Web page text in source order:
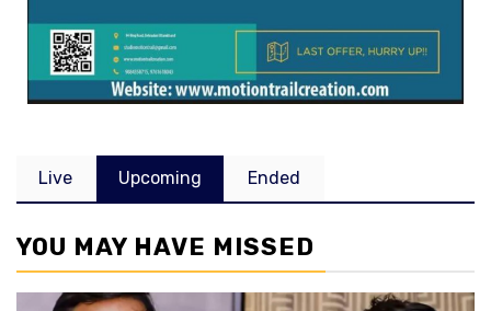
Live Upcoming Ended
YOU MAY HAVE MISSED